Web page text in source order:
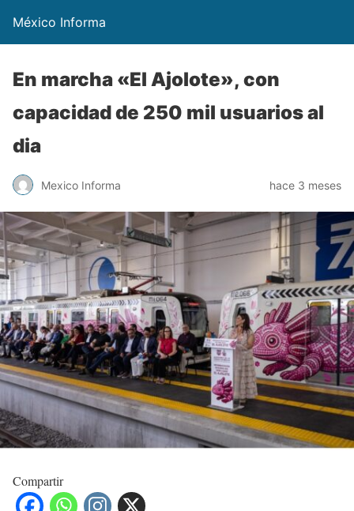
México Informa
En marcha «El Ajolote», con
capacidad de 250 mil usuarios al
dia
Mexico Informa hace 3 meses
Compartir